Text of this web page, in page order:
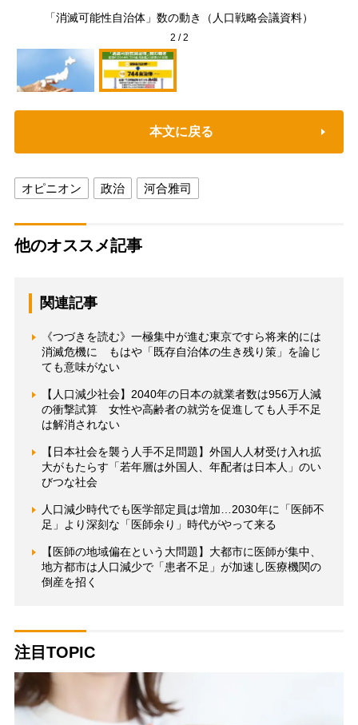
「消滅可能性自治体」数の動き（人口戦略会議資料）
2 /2
本文に戻る
オピニオン 政治 河合雅司
他のオススメ記事
関連記事
《つづきを読む》一極集中が進む東京ですら将来的には
消滅危機に もはや「既存自治体の生き残り策」を論じ
ても意味がない
【人口減少社会】2040年の日本の就業者数は956万人減
の衝撃試算 女性や高齢者の就労を促進しても人手不足
は解消されない
【日本社会を襲う人手不足問題】外国人人材受け入れ拡
大がもたらす「若年層は外国人、年配者は日本人」のい
びつな社会
人口減少時代でも医学部定員は増加…2030年に「医師不
足」より深刻な「医師余り」時代がやって来る
【医師の地域偏在という大問題】大都市に医師が集中、
地方都市は人口減少で「患者不足」が加速し医療機関の
倒産を招く
注目TOPIC